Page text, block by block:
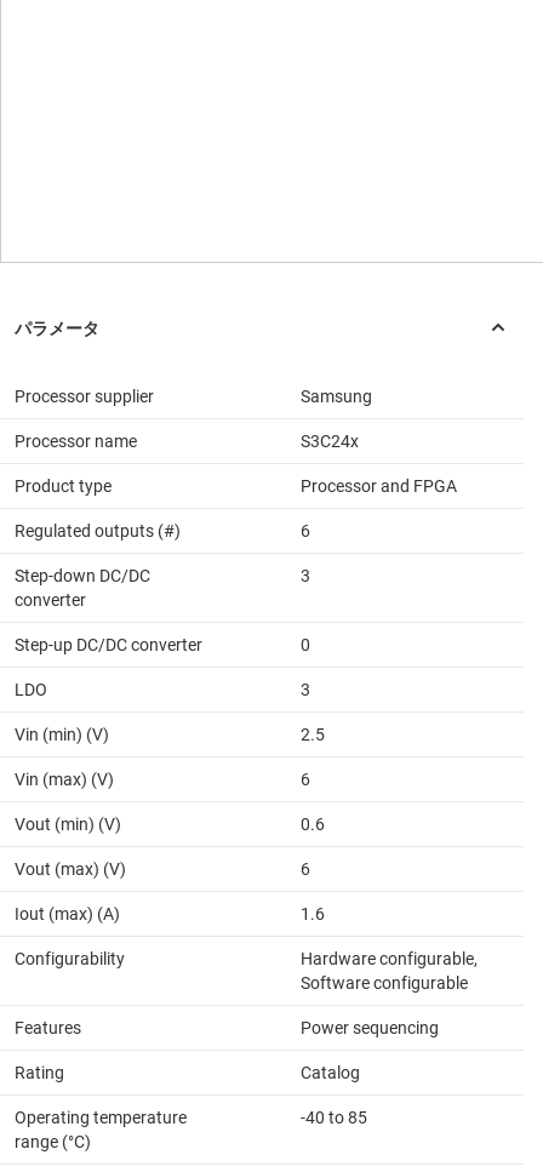
Processor supplier Samsung
Processor name S3C24x
Product type Processor and FPGA
Regulated outputs (#) 6
Step-down DC/DC
converter
3
Step-up DC/DC converter 0
LDO 3
Vin (min) (V) 2.5
Vin (max) (V) 6
Vout (min) (V) 0.6
Vout (max) (V) 6
Iout (max) (A) 1.6
Configurability
Hardware configurable,
Software configurable
Features Power sequencing
Rating Catalog
Operating temperature
range (°C)
-40 to 85